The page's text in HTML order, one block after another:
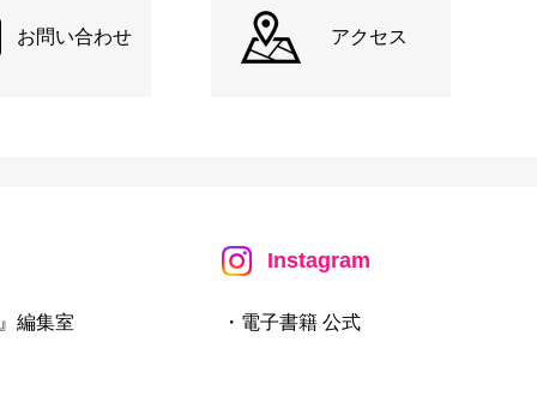
お問い合わせ アクセス
編集室
Instagram
・電子書籍 公式